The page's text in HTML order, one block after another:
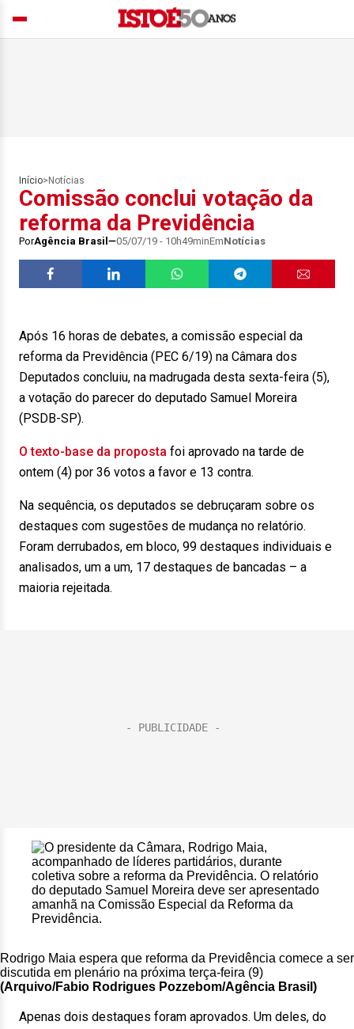
Início> Notícias
Comissão conclui votação da
reforma da Previdência
PorAgência Brasil 05/07/19 - 10h49minEmNotícias
Após 16 horas de debates, a comissão especial da
reforma da Previdência (PEC 6/19) na Câmara dos
Deputados concluiu, na madrugada desta sexta-feira (5),
a votação do parecer do deputado Samuel Moreira
(PSDB-SP).
O texto-base da proposta foi aprovado na tarde de
ontem (4) por 36 votos a favor e 13 contra.
Na sequência, os deputados se debruçaram sobre os
destaques com sugestões de mudança no relatório.
Foram derrubados, em bloco, 99 destaques individuais e
analisados, um a um, 17 destaques de bancadas – a
maioria rejeitada.
Rodrigo Maia espera que reforma da Previdência comece a ser
discutida em plenário na próxima terça-feira (9)
(Arquivo/Fabio Rodrigues Pozzebom/Agência Brasil)
Apenas dois destaques foram aprovados. Um deles, do